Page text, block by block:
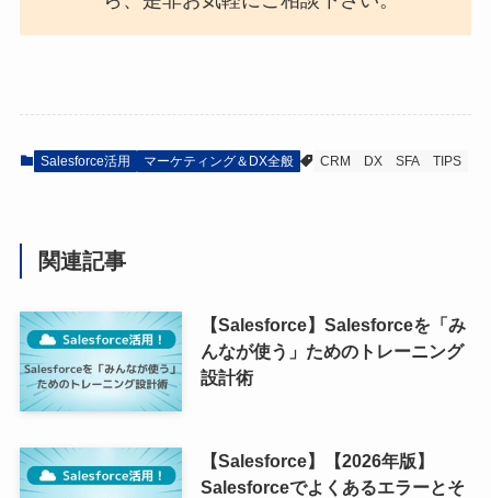
Salesforce活用 マーケティング＆DX全般 CRM DX SFA TIPS
関連記事
【Salesforce】Salesforceを「み
んなが使う」ためのトレーニング
設計術
【Salesforce】【2026年版】
Salesforceでよくあるエラーとそ